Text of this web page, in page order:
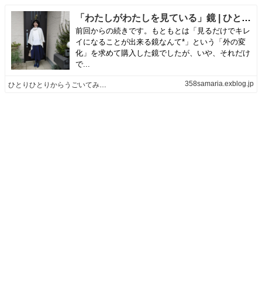
「わたしがわたしを見ている」鏡 | ひとりひとりからうごいてみよう
前回からの続きです。もともとは「見るだけでキレ
イになることが出来る鏡なんて*」という「外の変
化」を求めて購入した鏡でしたが、いや、それだけ
で...
ひとりひとりからうごいてみよう 358samaria.exblog.jp